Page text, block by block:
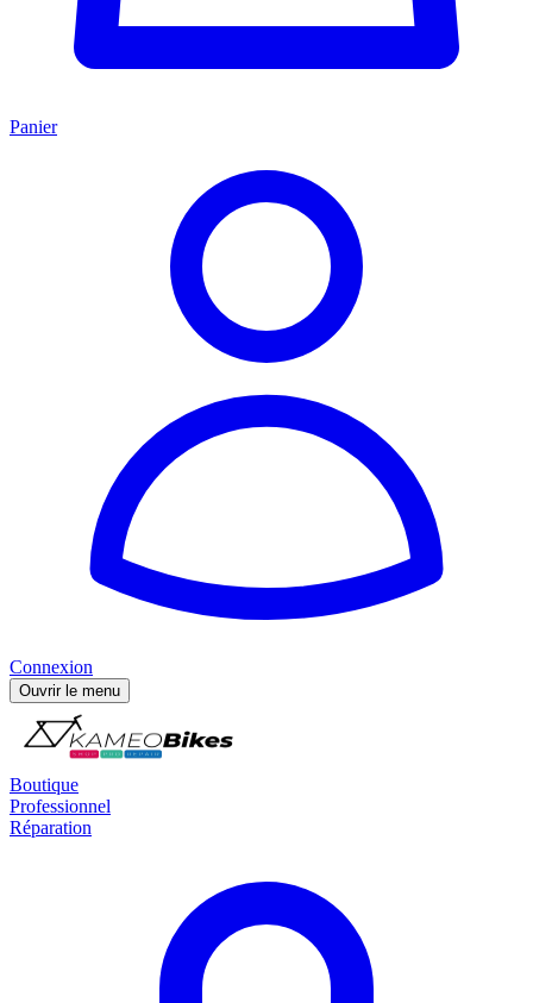
Panier
Connexion
Ouvrir le menu
Boutique
Professionnel
Réparation